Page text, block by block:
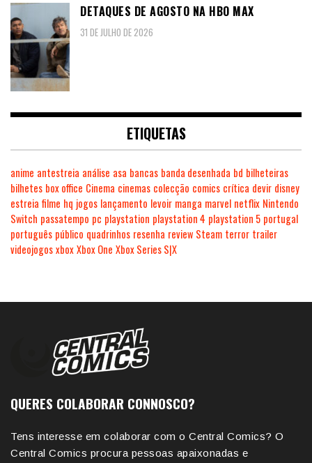
DETAQUES DE AGOSTO NA HBO MAX
31 DE JULHO DE 2026
ETIQUETAS
anime antestreia análise asa bancas banda desenhada bd bilheteiras
bilhetes box office Cinema cinemas colecção comics crítica devir disney
estreia filme hq jogos lançamento levoir manga marvel netflix Nintendo
Switch passatempo pc playstation playstation 4 playstation 5 portugal
português público quadrinhos resenha review Steam terror trailer
videojogosxboxXbox One Xbox Series S|X
QUERES COLABORAR CONNOSCO?
Tens interesse em colaborar com o Central Comics? O
Central Comics procura pessoas apaixonadas e